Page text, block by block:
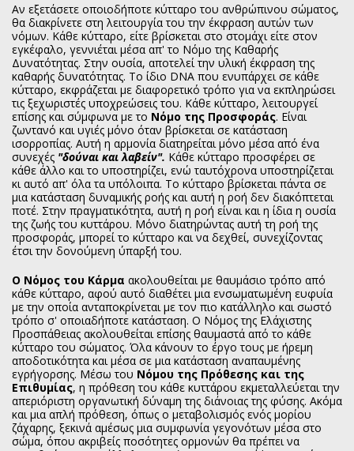
Αν εξετάσετε οποιοδήποτε κύτταρο του ανθρώπινου σώματος,
θα διακρίνετε στη λειτουργία του την έκφραση αυτών των
νόμων. Κάθε κύτταρο, είτε βρίσκεται στο στομάχι είτε στον
εγκέφαλο, γεννιέται μέσα απ' το Νόμο της Καθαρής
Δυνατότητας. Στην ουσία, αποτελεί την υλική έκφραση της
καθαρής δυνατότητας. Το ίδιο DNA που ενυπάρχει σε κάθε
κύτταρο, εκφράζεται με διαφορετικό τρόπο για να εκπληρώσει
τις ξεχωριστές υποχρεώσεις του. Κάθε κύτταρο, λειτουργεί
επίσης και σύμφωνα με το Νόμο της Προσφοράς. Είναι
ζωντανό και υγιές μόνο όταν βρίσκεται σε κατάσταση
ισορροπίας. Αυτή η αρμονία διατηρείται μόνο μέσα από ένα
συνεχές "δούναι και λαβείν". Κάθε κύτταρο προσφέρει σε
κάθε άλλο και το υποστηρίζει, ενώ ταυτόχρονα υποστηρίζεται
κι αυτό απ' όλα τα υπόλοιπα. Το κύτταρο βρίσκεται πάντα σε
μια κατάσταση δυναμικής ροής και αυτή η ροή δεν διακόπτεται
ποτέ. Στην πραγματικότητα, αυτή η ροή είναι και η ίδια η ουσία
της ζωής του κυττάρου. Μόνο διατηρώντας αυτή τη ροή της
προσφοράς, μπορεί το κύτταρο και να δεχθεί, συνεχίζοντας
έτσι την δονούμενη ύπαρξή του.
Ο Νόμος του Κάρμα ακολουθείται με θαυμάσιο τρόπο από
κάθε κύτταρο, αφού αυτό διαθέτει μια ενσωματωμένη ευφυία
με την οποία ανταποκρίνεται με τον πιο κατάλληλο και σωστό
τρόπο σ' οποιαδήποτε κατάσταση. Ο Νόμος της Ελάχιστης
Προσπάθειας ακολουθείται επίσης θαυμαστά από το κάθε
κύτταρο του σώματος. Όλα κάνουν το έργο τους με ήρεμη
αποδοτικότητα και μέσα σε μια κατάσταση αναπαυμένης
εγρήγορσης. Μέσω του Νόμου της Πρόθεσης και της
Επιθυμίας, η πρόθεση του κάθε κυττάρου εκμεταλλεύεται την
απεριόριστη οργανωτική δύναμη της διάνοιας της φύσης. Ακόμα
και μια απλή πρόθεση, όπως ο μεταβολισμός ενός μορίου
ζάχαρης, ξεκινά αμέσως μια συμφωνία γεγονότων μέσα στο
σώμα, όπου ακριβείς ποσότητες ορμονών θα πρέπει να